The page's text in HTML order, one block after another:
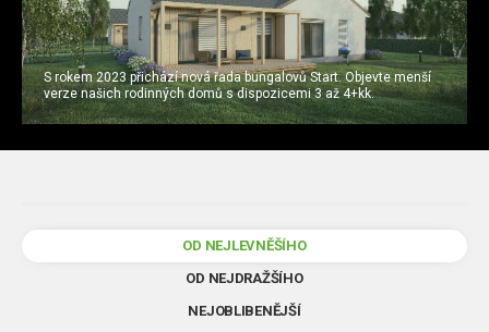
S rokem 2023 přichází nová řada bungalovů Start. Objevte menší
verze našich rodinných domů s dispozicemi 3 až 4+kk.
OD NEJLEVNĚŠÍHO
OD NEJDRAŽŠÍHO
NEJOBLIBENĚJŠÍ